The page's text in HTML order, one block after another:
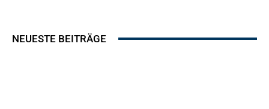
NEUESTE BEITRÄGE